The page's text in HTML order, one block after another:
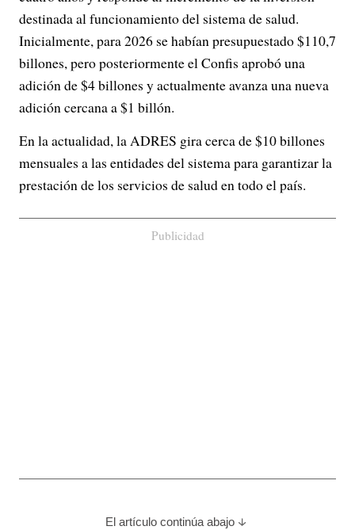
destinada al funcionamiento del sistema de salud.
Inicialmente, para 2026 se habían presupuestado $110,7
billones, pero posteriormente el Confis aprobó una
adición de $4 billones y actualmente avanza una nueva
adición cercana a $1 billón.
En la actualidad, la ADRES gira cerca de $10 billones
mensuales a las entidades del sistema para garantizar la
prestación de los servicios de salud en todo el país.
Publicidad
El artículo continúa abajo